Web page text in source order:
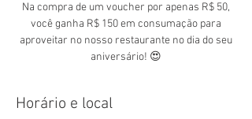
Na compra de um voucher por apenas R$ 50,
você ganha R$ 150 em consumação para
aproveitar no nosso restaurante no dia do seu
aniversário! 😍
Horário e local